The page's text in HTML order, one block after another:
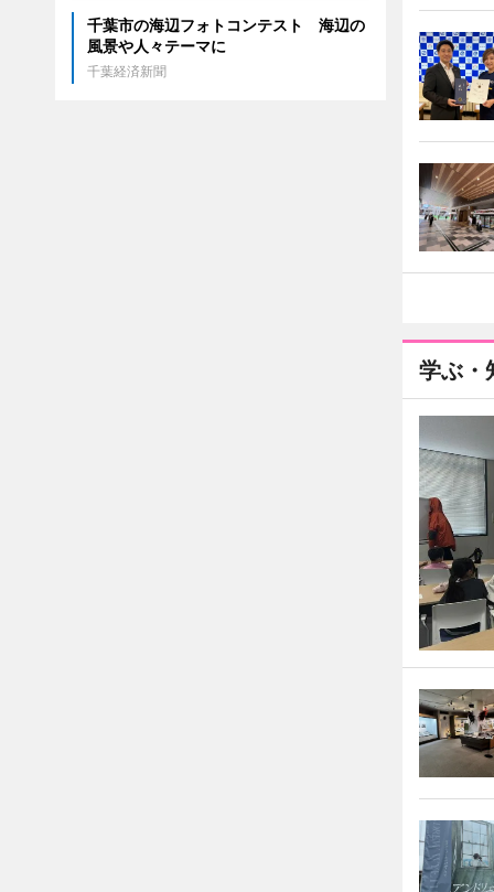
学ぶ・
千葉市の海辺フォトコンテスト 海辺の
風景や人々テーマに
千葉経済新聞